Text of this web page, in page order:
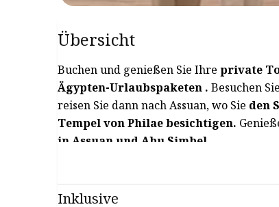
Übersicht
Buchen und genießen Sie Ihre private
Ägypten-Urlaubspaketen . Besuchen
reisen Sie dann nach Assuan, wo Sie den
Tempel von Philae besichtigen.
in Assuan und Abu Simbel
Inklusive